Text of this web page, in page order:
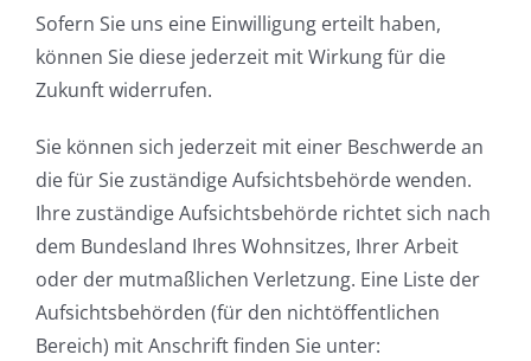
Sofern Sie uns eine Einwilligung erteilt haben,
können Sie diese jederzeit mit Wirkung für die
Zukunft widerrufen.
Sie können sich jederzeit mit einer Beschwerde an
die für Sie zuständige Aufsichtsbehörde wenden.
Ihre zuständige Aufsichtsbehörde richtet sich nach
dem Bundesland Ihres Wohnsitzes, Ihrer Arbeit
oder der mutmaßlichen Verletzung. Eine Liste der
Aufsichtsbehörden (für den nichtöffentlichen
Bereich) mit Anschrift finden Sie unter: